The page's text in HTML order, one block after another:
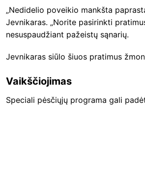
„Nedidelio poveikio mankšta
Jevnikaras. „Norite pasirinkti
nesuspaudžiant pažeistų sąnarių.
Jevnikaras siūlo šiuos pratimus
Vaikščiojimas
Speciali pėsčiųjų programa gali